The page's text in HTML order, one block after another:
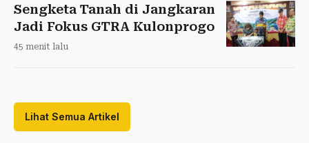
Sengketa Tanah di Jangkaran
Jadi Fokus GTRA Kulonprogo
45 menit lalu
Lihat Semua Artikel